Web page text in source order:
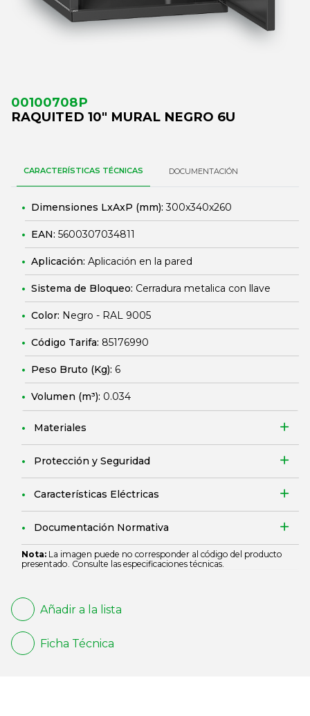
00100708P
RAQUITED 10" MURAL NEGRO 6U
CARACTERÍSTICAS TÉCNICAS DOCUMENTACIÓN
Dimensiones LxAxP (mm):300x340x260
EAN: 5600307034811
Aplicación: Aplicación en la pared
Sistema de Bloqueo: Cerradura metalica con llave
Color: Negro - RAL 9005
Código Tarifa: 85176990
Peso Bruto (Kg): 6
Volumen (m³): 0.034
Materiales
Protección y Seguridad
Características Eléctricas
Documentación Normativa
Nota: La imagen puede no corresponder al código del producto
presentado. Consulte las especificaciones técnicas.
Añadir a la lista
Ficha Técnica